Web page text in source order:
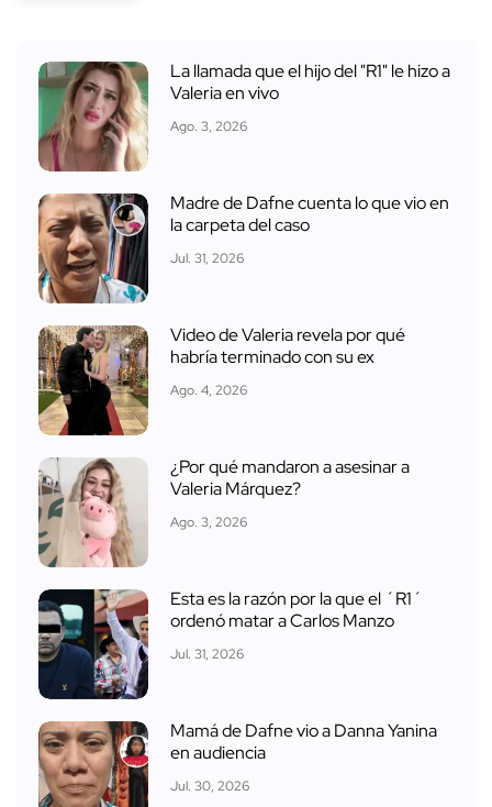
La llamada que el hijo del "R1" le hizo a
Valeria en vivo
Ago. 3, 2026
Madre de Dafne cuenta lo que vio en
la carpeta del caso
Jul. 31, 2026
Video de Valeria revela por qué
habría terminado con su ex
Ago. 4, 2026
¿Por qué mandaron a asesinar a
Valeria Márquez?
Ago. 3, 2026
Esta es la razón por la que el ´R1´
ordenó matar a Carlos Manzo
Jul. 31, 2026
Mamá de Dafne vio a Danna Yanina
en audiencia
Jul. 30, 2026